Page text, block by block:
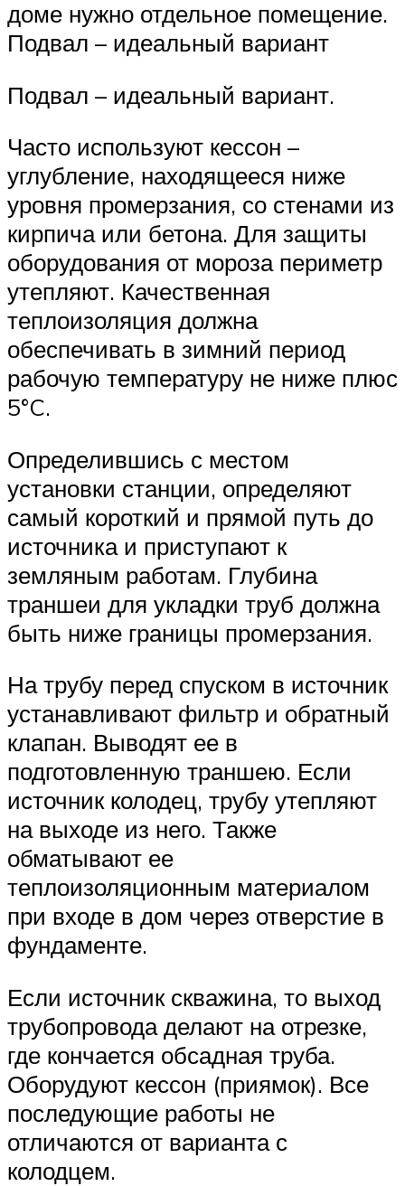
доме нужно отдельное помещение.
Подвал – идеальный вариант
Подвал – идеальный вариант.
Часто используют кессон –
углубление, находящееся ниже
уровня промерзания, со стенами из
кирпича или бетона. Для защиты
оборудования от мороза периметр
утепляют. Качественная
теплоизоляция должна
обеспечивать в зимний период
рабочую температуру не ниже плюс
5°C.
Определившись с местом
установки станции, определяют
самый короткий и прямой путь до
источника и приступают к
земляным работам. Глубина
траншеи для укладки труб должна
быть ниже границы промерзания.
На трубу перед спуском в источник
устанавливают фильтр и обратный
клапан. Выводят ее в
подготовленную траншею. Если
источник колодец, трубу утепляют
на выходе из него. Также
обматывают ее
теплоизоляционным материалом
при входе в дом через отверстие в
фундаменте.
Если источник скважина, то выход
трубопровода делают на отрезке,
где кончается обсадная труба.
Оборудуют кессон (приямок). Все
последующие работы не
отличаются от варианта с
колодцем.